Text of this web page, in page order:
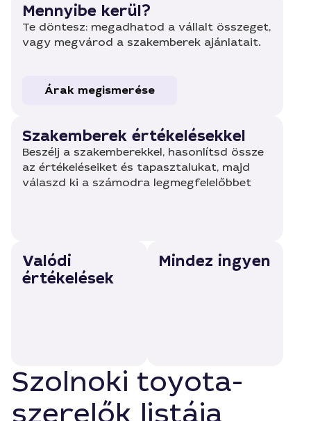
Mennyibe kerül?
Te döntesz: megadhatod a vállalt összeget,
vagy megvárod a szakemberek ajánlatait.
Árak megismerése
Szakemberek értékelésekkel
Beszélj a szakemberekkel, hasonlítsd össze
az értékeléseiket és tapasztalukat, majd
válaszd ki a számodra legmegfelelőbbet
Valódi
értékelések
Mindez ingyen
Szolnoki toyota-